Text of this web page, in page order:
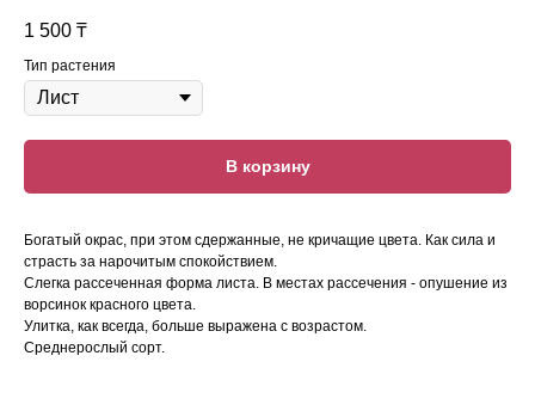
1 500 ₸
Тип растения
В корзину
Богатый окрас, при этом сдержанные, не кричащие цвета. Как сила и
страсть за нарочитым спокойствием.
Слегка рассеченная форма листа. В местах рассечения - опушение из
ворсинок красного цвета.
Улитка, как всегда, больше выражена с возрастом.
Среднерослый сорт.